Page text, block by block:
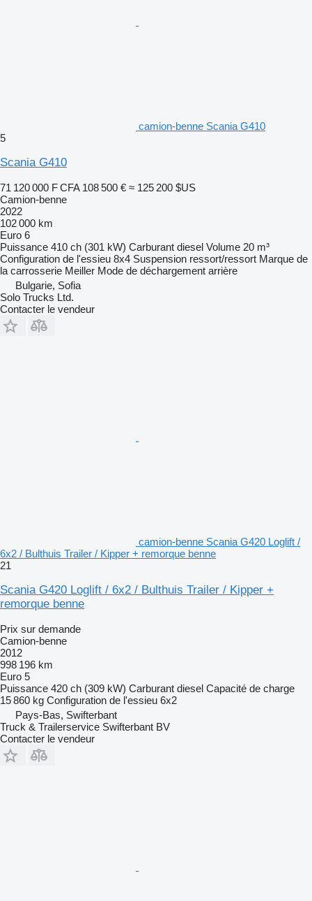
camion-benne Scania G410
5
Scania G410
71 120 000 F CFA 108 500 € ≈ 125 200 $US
Camion-benne
2022
102 000 km
Euro 6
Puissance 410 ch (301 kW) Carburant diesel Volume 20 m³
Configuration de l'essieu 8x4 Suspension ressort/ressort Marque de
la carrosserie Meiller Mode de déchargement arrière
Bulgarie, Sofia
Solo Trucks Ltd.
Contacter le vendeur
camion-benne Scania G420 Loglift /
6x2 / Bulthuis Trailer / Kipper + remorque benne
21
Scania G420 Loglift / 6x2 / Bulthuis Trailer / Kipper +
remorque benne
Prix sur demande
Camion-benne
2012
998 196 km
Euro 5
Puissance 420 ch (309 kW) Carburant diesel Capacité de charge
15 860 kg Configuration de l'essieu 6x2
Pays-Bas, Swifterbant
Truck & Trailerservice Swifterbant BV
Contacter le vendeur